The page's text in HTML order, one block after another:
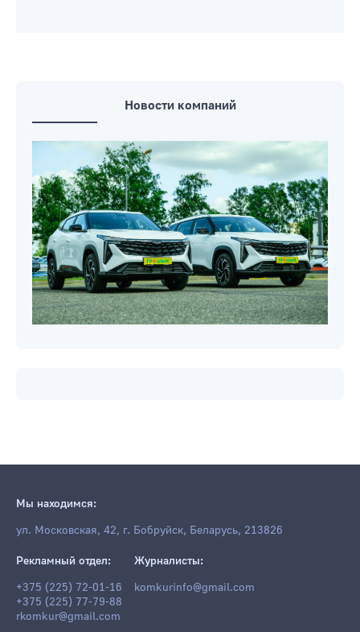
Новости компаний
Мы находимся:
ул. Московская, 42, г. Бобруйск, Беларусь, 213826
Рекламный отдел:
+375 (225) 72-01-16
+375 (225) 77-79-88
rkomkur@gmail.com
Журналисты:
komkurinfo@gmail.com